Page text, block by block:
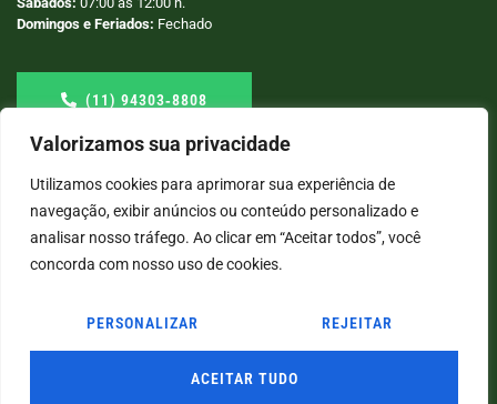
Valorizamos sua privacidade
Utilizamos cookies para aprimorar sua experiência de
navegação, exibir anúncios ou conteúdo personalizado e
analisar nosso tráfego. Ao clicar em “Aceitar todos”, você
concorda com nosso uso de cookies.
PERSONALIZAR REJEITAR
ACEITAR TUDO
Domingos e Feriados: Fechado
(11) 94303‑8808
© COPYRIGHT2026→ LABORATÓRIO SÃO VICENTE → POR: CONEKI - SOLUÇÕES DIGITAIS |